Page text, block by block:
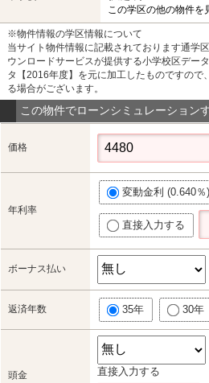
この学区の他の物件を
※物件情報の学区情報について
当サイト物件情報に記載されております通学
ウンロードサービスが提供する小学校区デー
タ【2016年度】を元に加工したものですので
る場合がございます。
この物件でローンシミュレーション
価格
年利率
変動金利 (0.640％)
直接入力する
ボーナス払い
返済年数 35年 30年
頭金 直接入力する